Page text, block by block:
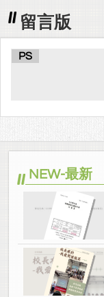
留言版
PS
NEW-最新